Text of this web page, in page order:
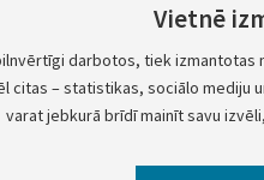
Vietnē
darbotos, tiek izmantotas
citas – statistikas, sociālo mediju
varat jebkurā brīdī mainīt savu